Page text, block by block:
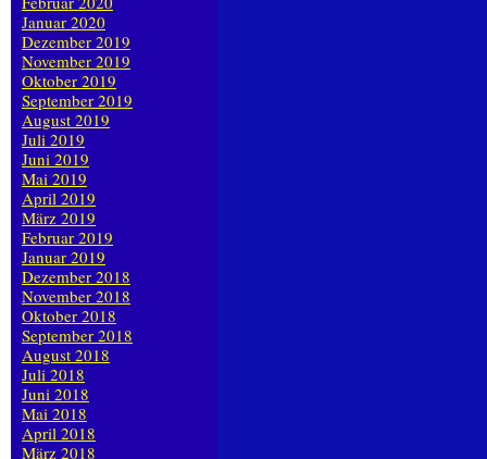
Januar 2020
Dezember 2019
November 2019
Oktober 2019
September 2019
August 2019
Juli 2019
Juni 2019
Mai 2019
April 2019
März 2019
Februar 2019
Januar 2019
Dezember 2018
November 2018
Oktober 2018
September 2018
August 2018
Juli 2018
Juni 2018
Mai 2018
April 2018
März 2018